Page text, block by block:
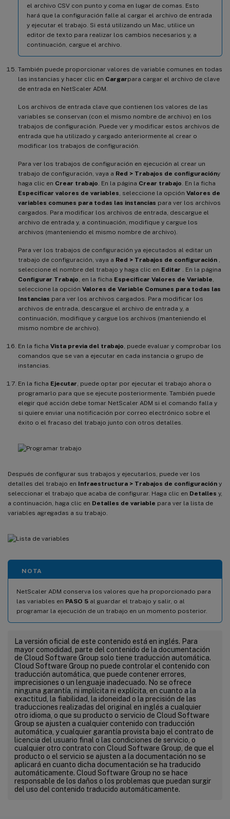
el archivo CSV con punto y coma en lugar de comas. Esto
hará que la configuración falle al cargar el archivo de entrada
y ejecutar el trabajo. Si está utilizando un Mac, utilice un
editor de texto para realizar los cambios necesarios y, a
continuación, cargue el archivo.
También puede proporcionar valores de variable comunes en todas
las instancias y hacer clic en Cargarpara cargar el archivo de clave
de entrada en NetScaler ADM.
Los archivos de entrada clave que contienen los valores de las
variables se conservan (con el mismo nombre de archivo) en los
trabajos de configuración. Puede ver y modificar estos archivos de
entrada que ha utilizado y cargado anteriormente al crear o
modificar los trabajos de configuración.
Para ver los trabajos de configuración en ejecución al crear un
trabajo de configuración, vaya a Red > Trabajos de configuracióny
haga clic en Crear trabajo . En la página Crear trabajo . En la ficha
Especificar valores de variables , seleccione la opción Valores de
variables comunes para todas las instancias para ver los archivos
cargados. Para modificar los archivos de entrada, descargue el
archivo de entrada y, a continuación, modifique y cargue los
archivos (manteniendo el mismo nombre de archivo).
Para ver los trabajos de configuración ya ejecutados al editar un
trabajo de configuración, vaya a Red > Trabajos de configuración
seleccione el nombre del trabajo y haga clic en Editar . En la página
Configurar Trabajo , en la ficha Especificar Valores de Variable
seleccione la opción Valores de Variable Comunes para todas las
Instancias para ver los archivos cargados. Para modificar los
archivos de entrada, descargue el archivo de entrada y, a
continuación, modifique y cargue los archivos (manteniendo el
mismo nombre de archivo).
En la ficha Vista previa del trabajo , puede evaluar y comprobar los
comandos que se van a ejecutar en cada instancia o grupo de
instancias.
En la ficha Ejecutar , puede optar por ejecutar el trabajo ahora o
programarlo para que se ejecute posteriormente. También puede
elegir qué acción debe tomar NetScaler ADM si el comando falla y
si quiere enviar una notificación por correo electrónico sobre el
éxito o el fracaso del trabajo junto con otros detalles.
Después de configurar sus trabajos y ejecutarlos, puede ver los
detalles del trabajo en Infraestructura > Trabajos de configuración y
seleccionar el trabajo que acaba de configurar. Haga clic en Detalles y,
a continuación, haga clic en Detalles de variable para ver la lista de
variables agregadas a su trabajo.
NOTA
NetScaler ADM conserva los valores que ha proporcionado para
las variables en PASO 5 al guardar el trabajo y salir, o al
programar la ejecución de un trabajo en un momento posterior.
La versión oficial de este contenido está en inglés. Para
mayor comodidad, parte del contenido de la documentación
de Cloud Software Group solo tiene traducción automática.
Cloud Software Group no puede controlar el contenido con
traducción automática, que puede contener errores,
imprecisiones o un lenguaje inadecuado. No se ofrece
ninguna garantía, ni implícita ni explícita, en cuanto a la
exactitud, la fiabilidad, la idoneidad o la precisión de las
traducciones realizadas del original en inglés a cualquier
otro idioma, o que su producto o servicio de Cloud Software
Group se ajusten a cualquier contenido con traducción
automática, y cualquier garantía provista bajo el contrato de
licencia del usuario final o las condiciones de servicio, o
cualquier otro contrato con Cloud Software Group, de que el
producto o el servicio se ajusten a la documentación no se
aplicará en cuanto dicha documentación se ha traducido
automáticamente. Cloud Software Group no se hace
responsable de los daños o los problemas que puedan surgir
del uso del contenido traducido automáticamente.